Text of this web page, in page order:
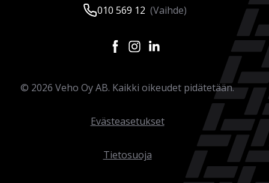
010 569 12 (Vaihde)
© 2026 Veho Oy AB. Kaikki oikeudet pidätetään.
Evästeasetukset
Tietosuoja